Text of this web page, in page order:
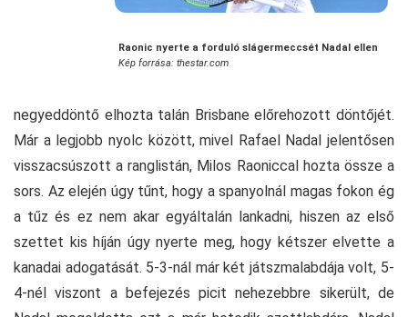
Raonic nyerte a forduló slágermeccsét Nadal ellen
Kép forrása: thestar.com
negyeddöntő elhozta talán Brisbane előrehozott döntőjét.
Már a legjobb nyolc között, mivel Rafael Nadal jelentősen
visszacsúszott a ranglistán, Milos Raoniccal hozta össze a
sors. Az elején úgy tűnt, hogy a spanyolnál magas fokon ég
a tűz és ez nem akar egyáltalán lankadni, hiszen az első
szettet kis híján úgy nyerte meg, hogy kétszer elvette a
kanadai adogatását. 5-3-nál már két játszmalabdája volt, 5-
4-nél viszont a befejezés picit nehezebbre sikerült, de